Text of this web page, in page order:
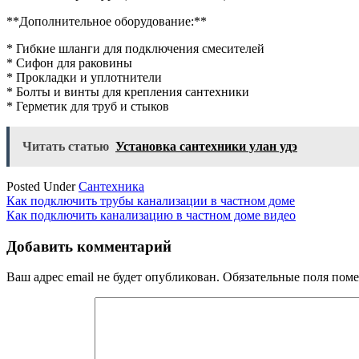
**Дополнительное оборудование:**
* Гибкие шланги для подключения смесителей
* Сифон для раковины
* Прокладки и уплотнители
* Болты и винты для крепления сантехники
* Герметик для труб и стыков
Читать статью Установка сантехники улан удэ
Posted UnderСантехника
Навигация
по
записям
Как подключить трубы канализации в частном доме
Как подключить канализацию в частном доме видео
Добавить комментарий
Ваш адрес email не будет опубликован. Обязательные поля